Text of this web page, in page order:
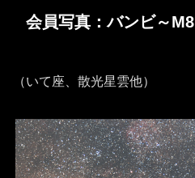
会員写真：バンビ～M8
（いて座、散光星雲他）